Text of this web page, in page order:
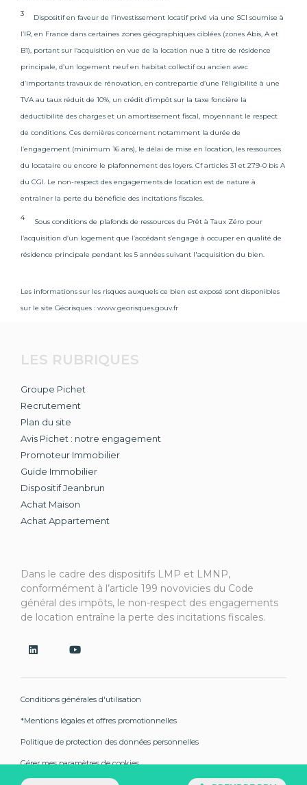
40 minutes, vous trouverez le massif de Belledonne,
en direction de Grenoble ou bien la station de ski de
Saint-Pierre de Chartreuse à 45 minutes. Un
environnement idéal pour les passionnés de ski !
Côté vie quotidienne, cet écoquartier compte au total
plus de 3 700 m² de surfaces commerciales.
Accueillant également une crèche de 32 places et à
proximité de deux établissements scolaires, un centre
commercial se trouve également à 150 mètres. Tous
les essentiels sont à portée de main pour un quotidien
Situé entre Grenoble et Annecy et à moins d’une heure
de Lyon en voiture, Chambéry est au cœur d’un
moteur du territoire et offre des opportunités
d’emplois, l’industrie et d’autres secteurs d’avenir tels
À seulement 13 minutes en voiture d’Auréa, Savoie
également que l’aéroport Chambéry Savoie Mont
d’activités du territoire.
N’attendez plus et contactez-nous pour réaliser votre
projet immobilier dans un cadre conjuguant
modernité, écologie et convivialité
acheter dans le neuf offre de
factures d’énergie maîtrisées
environnementales les plus récentes et un
raccordement au réseau de chaleur urbain, des
notaire réduits
Vous n’avez jamais été propriétaire de votre résidence
principale ? Profitez d’aides à l’achat comme lePrêt à
Taux Zéro (PTZ), un prêt aidé sans intérêt qui vous
permet de financer jusqu’à 50 % de votre acquisition.
vous permettant, à condition de répondre aux critères
d’éligibilité, de devenir propriétaire à coûts avantageux.
3
Dispositif en faveur de l’investissement locatif privé via une SCI soumise à
l’IR, en France dans certaines zones géographiques ciblées (zones Abis, A et
B1), portant sur l’acquisition en vue de la location nue à titre de résidence
principale, d’un logement neuf en habitat collectif ou ancien avec
d’importants travaux de rénovation, en contrepartie d’une l’éligibilité à une
TVA au taux réduit de 10%, un crédit d’impôt sur la taxe foncière la
déductibilité des charges et un amortissement fiscal, moyennant le respect
de conditions. Ces dernières concernent notamment la durée de
l’engagement (minimum 16 ans), le délai de mise en location, les ressources
du locataire ou encore le plafonnement des loyers. Cf articles 31 et 279-0 bis A
du CGI. Le non-respect des engagements de location est de nature à
entraîner la perte du bénéficie des incitations fiscales.
4
Sous conditions de plafonds de ressources du Prêt à Taux Zéro pour
l’acquisition d’un logement que l’accédant s’engage à occuper en qualité de
résidence principale pendant les 5 années suivant l'acquisition du bien.
Les informations sur les risques auxquels ce bien est exposé sont disponibles
sur le site Géorisques : www.georisques.gouv.fr
LES RUBRIQUES
Groupe Pichet
Recrutement
Plan du site
Avis Pichet : notre engagement
Promoteur Immobilier
Guide Immobilier
Dispositif Jeanbrun
Achat Maison
Achat Appartement
Dans le cadre des dispositifs LMP et LMNP,
conformément à l’article 199 novovicies du Code
général des impôts, le non-respect des engagements
de location entraîne la perte des incitations fiscales.
Conditions générales d'utilisation
*Mentions légales et offres promotionnelles
Politique de protection des données personnelles
Gérer mes paramètres de cookies